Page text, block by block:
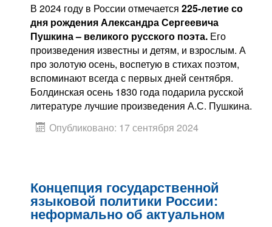
В 2024 году в России отмечается 225-летие со
дня рождения Александра Сергеевича
Пушкина – великого русского поэта. Его
произведения известны и детям, и взрослым. А
про золотую осень, воспетую в стихах поэтом,
вспоминают всегда с первых дней сентября.
Болдинская осень 1830 года подарила русской
литературе лучшие произведения А.С. Пушкина.
Опубликовано: 17 сентября 2024
Концепция государственной
языковой политики России:
неформально об актуальном